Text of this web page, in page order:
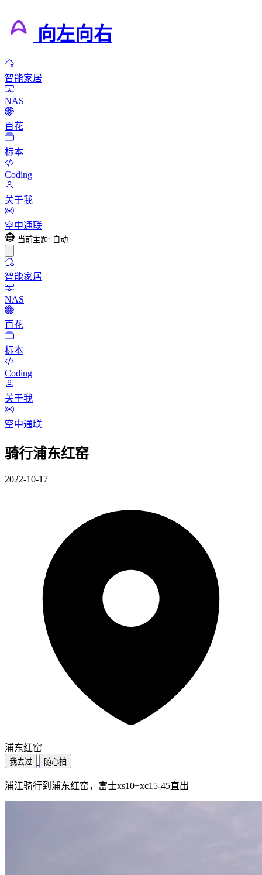
向左向右
智能家居
NAS
百花
标本
Coding
关于我
空中通联
当前主题: 自动
智能家居
NAS
百花
标本
Coding
关于我
空中通联
骑行浦东红窑
2022-10-17
浦东红窑
我去过 随心拍
浦江骑行到浦东红窑，富士xs10+xc15-45直出